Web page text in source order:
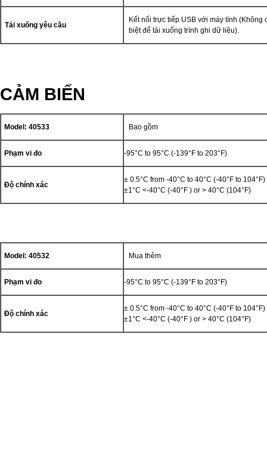
Tải xuống yêu cầu
Kết nối trực tiếp USB với máy tính (Không
biệt để tải xuống trình ghi dữ liệu).
CẢM BIẾN
Model: 40533 Bao gồm
Phạm vi đo -95°C to 95°C (-139°F to 203°F)
Độ chính xác
± 0.5°C from -40°C to 40°C (-40°F to 104°F)
±1°C <-40°C (-40°F ) or > 40°C (104°F)
Model: 40532 Mua thêm
Phạm vi đo -95°C to 95°C (-139°F to 203°F)
Độ chính xác
± 0.5°C from -40°C to 40°C (-40°F to 104°F)
±1°C <-40°C (-40°F ) or > 40°C (104°F)